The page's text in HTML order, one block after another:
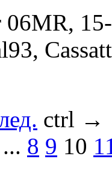
ctrl →
... 8 9 10